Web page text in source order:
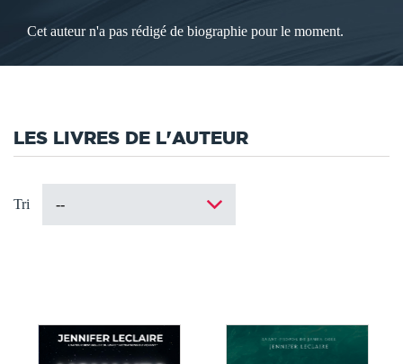
Cet auteur n'a pas rédigé de biographie pour le moment.
LES LIVRES DE L'AUTEUR
Tri